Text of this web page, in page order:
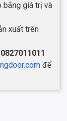
bằng giá trị và
xuất trên
0827011011
để